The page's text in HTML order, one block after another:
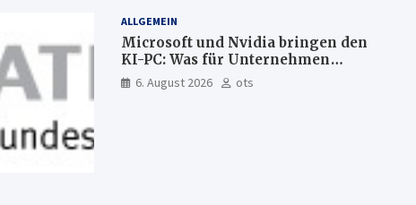
ALLGEMEIN
Microsoft und Nvidia bringen den
KI-PC: Was für Unternehmen
künftig direkt auf Ihrem Computer
läuft und was weiter in der Cloud
6. August 2026 ots